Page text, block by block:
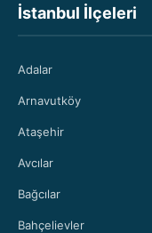
İstanbul İlçeleri
Adalar
Arnavutköy
Ataşehir
Avcılar
Bağcılar
Bahçelievler